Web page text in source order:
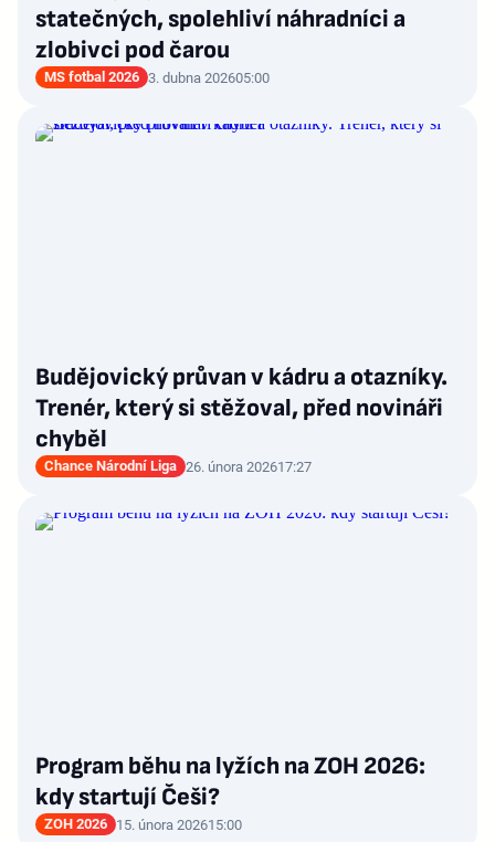
statečných, spolehliví náhradníci a
zlobivci pod čarou
MS fotbal 2026 3. dubna 202605:00
Budějovický průvan v kádru a otazníky.
Trenér, který si stěžoval, před novináři
chyběl
Chance Národní Liga 26. února 202617:27
Program běhu na lyžích na ZOH 2026:
kdy startují Češi?
ZOH 2026 15. února 202615:00